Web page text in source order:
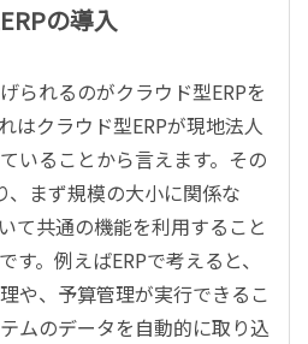
の導入
られるのがクラウド型ERPを
はクラウド型ERPが現地法人
いることから言えます。その
、まず規模の大小に関係な
て共通の機能を利用すること
。例えばERPで考えると、
や、予算管理が実行できるこ
ムのデータを自動的に取り込